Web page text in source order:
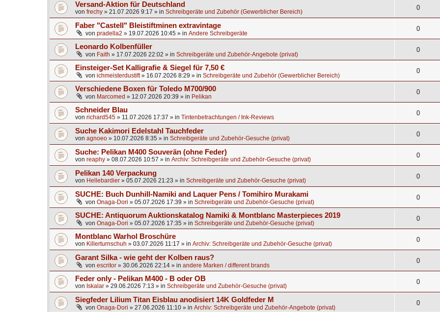
Versand-Aktion für Deutschland
von frechy » 21.07.2026 9:17 » in Schreibgeräte und Zubehör (Gewerblicher Bereich)
0
Faber "Castell" Bleistiftminen extravintage
von pradella2 » 19.07.2026 10:45 » in Andere Schreibgeräte
0
Leonardo Kolbenfüller
von Faith » 17.07.2026 22:02 » in Schreibgeräte und Zubehör-Angebote (privat)
0
Einsteiger-Set Kalligrafie & Siegel für 7,50 €
von ichmeisterdustift» 16.07.2026 8:29 » in Schreibgeräte und Zubehör (Gewerblicher Bereich)
0
Verschiedene Boxen für Toledo M700/900
von Marcomed » 12.07.2026 20:39 » in Pelikan
0
Schneider Blau
von richard545 » 11.07.2026 17:37 » in Tintenbetrachtungen / Ink-Reviews
0
Suche Kakimori Edelstahl Tauchfeder
von agnoeo » 10.07.2026 8:35 » in Schreibgeräte und Zubehör-Gesuche (privat)
0
Suche: Pelikan M400 Souverän (ohne Feder)
von reaphy » 08.07.2026 10:57 » in Archiv: Schreibgeräte und Zubehör-Gesuche (privat)
0
Pelikan 140 Verpackung
von Hellebardier » 05.07.2026 21:23 » in Schreibgeräte und Zubehör-Gesuche (privat)
0
SUCHE: Buch Dunhill-Namiki and Laquer Pens / Tomihiro Murakami
von Onaga-Dori » 05.07.2026 17:39 » in Schreibgeräte und Zubehör-Gesuche (privat)
0
SUCHE: Antiquorum Auktionskatalog Namiki & Montblanc Masterpieces 2019
von Onaga-Dori » 05.07.2026 17:35 » in Schreibgeräte und Zubehör-Gesuche (privat)
0
Montblanc Warhol Broschüre
von Killerturnschuh » 03.07.2026 11:17 » in Archiv: Schreibgeräte und Zubehör-Gesuche (privat)
0
Garant Silka - wie geht der Kolben raus?
von escritor » 30.06.2026 22:14 » in andere Marken / different brands
0
Feder only - Pelikan M400 - B oder OB
von Iskalar » 29.06.2026 7:13 » in Schreibgeräte und Zubehör-Gesuche (privat)
0
Siegfeder Lilium Titan Eisblau anodisiert 14K Goldfeder M
von Onaga-Dori » 27.06.2026 11:10 » in Archiv: Schreibgeräte und Zubehör-Angebote (privat)
0